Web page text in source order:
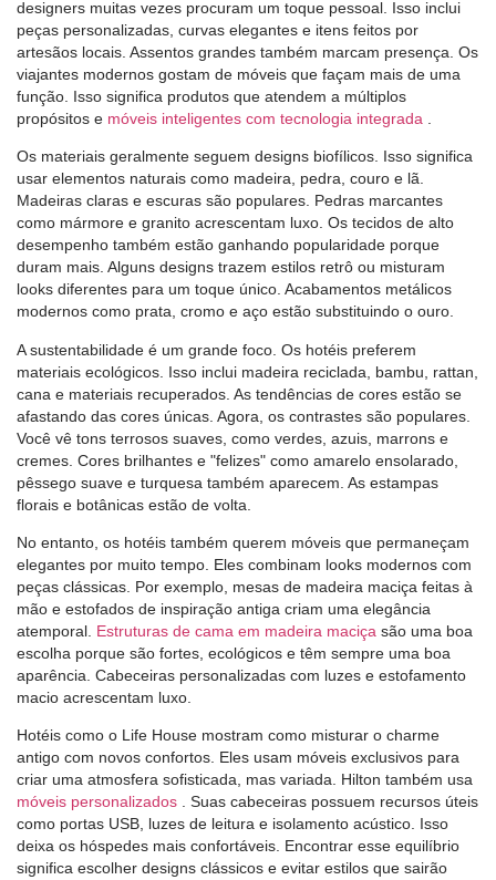
designers muitas vezes procuram um toque pessoal. Isso inclui
peças personalizadas, curvas elegantes e itens feitos por
artesãos locais. Assentos grandes também marcam presença. Os
viajantes modernos gostam de móveis que façam mais de uma
função. Isso significa produtos que atendem a múltiplos
propósitos e móveis inteligentes com tecnologia integrada
Os materiais geralmente seguem designs biofílicos. Isso significa
usar elementos naturais como madeira, pedra, couro e lã.
Madeiras claras e escuras são populares. Pedras marcantes
como mármore e granito acrescentam luxo. Os tecidos de alto
desempenho também estão ganhando popularidade porque
duram mais. Alguns designs trazem estilos retrô ou misturam
looks diferentes para um toque único. Acabamentos metálicos
modernos como prata, cromo e aço estão substituindo o ouro.
A sustentabilidade é um grande foco. Os hotéis preferem
materiais ecológicos. Isso inclui madeira reciclada, bambu, rattan,
cana e materiais recuperados. As tendências de cores estão se
afastando das cores únicas. Agora, os contrastes são populares.
Você vê tons terrosos suaves, como verdes, azuis, marrons e
cremes. Cores brilhantes e "felizes" como amarelo ensolarado,
pêssego suave e turquesa também aparecem. As estampas
florais e botânicas estão de volta.
No entanto, os hotéis também querem móveis que permaneçam
elegantes por muito tempo. Eles combinam looks modernos com
peças clássicas. Por exemplo, mesas de madeira maciça feitas à
mão e estofados de inspiração antiga criam uma elegância
atemporal. Estruturas de cama em madeira maciça são uma boa
escolha porque são fortes, ecológicos e têm sempre uma boa
aparência. Cabeceiras personalizadas com luzes e estofamento
macio acrescentam luxo.
Hotéis como o Life House mostram como misturar o charme
antigo com novos confortos. Eles usam móveis exclusivos para
criar uma atmosfera sofisticada, mas variada. Hilton também usa
móveis personalizados . Suas cabeceiras possuem recursos úteis
como portas USB, luzes de leitura e isolamento acústico. Isso
deixa os hóspedes mais confortáveis. Encontrar esse equilíbrio
significa escolher designs clássicos e evitar estilos que sairão